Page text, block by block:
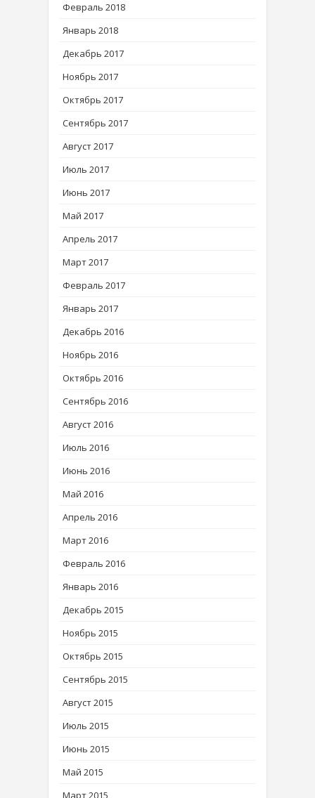
Февраль 2018
Январь 2018
Декабрь 2017
Ноябрь 2017
Октябрь 2017
Сентябрь 2017
Август 2017
Июль 2017
Июнь 2017
Май 2017
Апрель 2017
Март 2017
Февраль 2017
Январь 2017
Декабрь 2016
Ноябрь 2016
Октябрь 2016
Сентябрь 2016
Август 2016
Июль 2016
Июнь 2016
Май 2016
Апрель 2016
Март 2016
Февраль 2016
Январь 2016
Декабрь 2015
Ноябрь 2015
Октябрь 2015
Сентябрь 2015
Август 2015
Июль 2015
Июнь 2015
Май 2015
Март 2015